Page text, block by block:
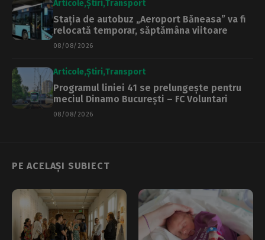
Articole Știri Transport
Stația de autobuz „Aeroport Băneasa” va fi
relocată temporar, săptămâna viitoare
08/08/2026
Articole Știri Transport
Programul liniei 41 se prelungește pentru
meciul Dinamo București – FC Voluntari
08/08/2026
PE ACELAȘI SUBIECT